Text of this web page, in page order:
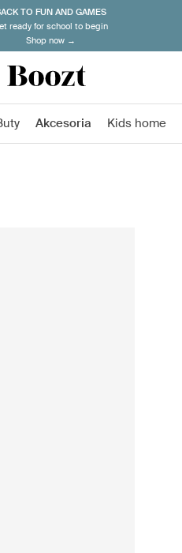
TO FUN AND GAMES
ready for school to begin
Shop now →
Akcesoria Kids home